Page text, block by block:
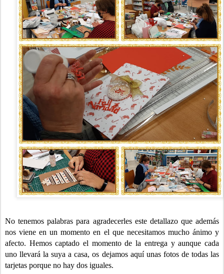
No tenemos palabras para agradecerles este detallazo que además
nos viene en un momento en el que necesitamos mucho ánimo y
afecto. Hemos captado el momento de la entrega y aunque cada
uno llevará la suya a casa, os dejamos aquí unas fotos de todas las
tarjetas porque no hay dos iguales.